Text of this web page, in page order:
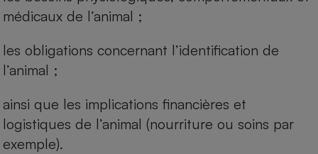
médicaux de l’animal ;
les obligations concernant l’identification de
l’animal ;
ainsi que les implications financières et
logistiques de l’animal (nourriture ou soins par
exemple).